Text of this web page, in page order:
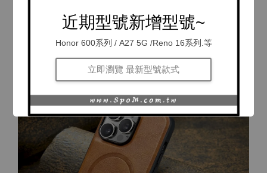
近期型號新增型號~
Honor 600系列 / A27 5G /Reno 16系列.等
立即瀏覽 最新型號款式